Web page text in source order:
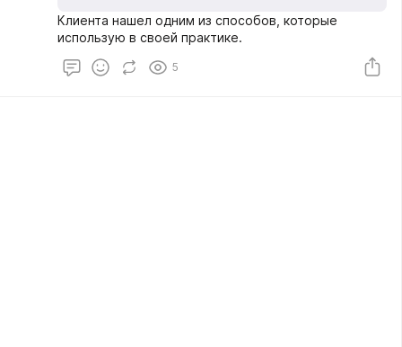
Клиента нашел одним из способов, которые
использую в своей практике.
5